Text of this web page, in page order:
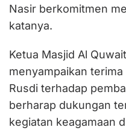
Nasir berkomitmen
katanya.
Ketua Masjid Al
menyampaikan
Rusdi terhadap
berharap dukungan
kegiatan keagamaan